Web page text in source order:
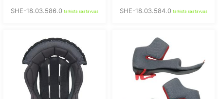
SHE-18.03.586.0 tarkista saatavuus SHE-18.03.584.0 tarkista saatavuus